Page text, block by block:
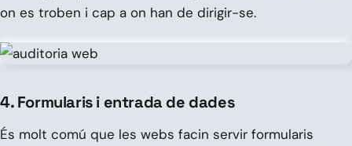
on es troben i cap a on han de dirigir-se.
4. Formularis i entrada de dades
És molt comú que les webs facin servir formularis